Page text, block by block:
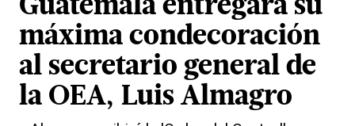
Guatemala entregará su
máxima condecoración
al secretario general de
la OEA, Luis Almagro